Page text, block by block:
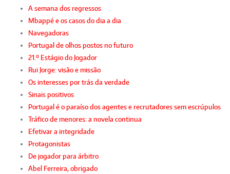
A semana dos regressos
Mbappé e os casos do dia a dia
Navegadoras
Portugal de olhos postos no futuro
21.º Estágio do Jogador
Rui Jorge: visão e missão
Os interesses por trás da verdade
Sinais positivos
Portugal é o paraíso dos agentes e recrutadores sem escrúpulos
Tráfico de menores: a novela continua
Efetivar a integridade
Protagonistas
De jogador para árbitro
Abel Ferreira, obrigado